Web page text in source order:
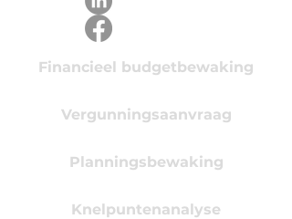
Financieel budgetbewaking
Vergunningsaanvraag
Planningsbewaking
Knelpuntenanalyse